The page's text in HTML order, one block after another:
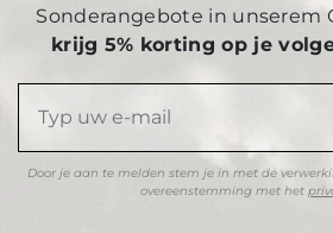
Sonderangebote in unserem
krijg 5% korting op je
Door je aan te melden stem je in met de
overeenstemming met het